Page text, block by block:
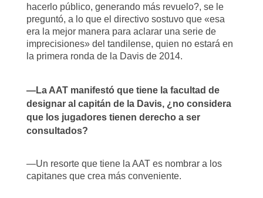
hacerlo público, generando más revuelo?, se le
preguntó, a lo que el directivo sostuvo que «esa
era la mejor manera para aclarar una serie de
imprecisiones» del tandilense, quien no estará en
la primera ronda de la Davis de 2014.
—La AAT manifestó que tiene la facultad de
designar al capitán de la Davis, ¿no considera
que los jugadores tienen derecho a ser
consultados?
—Un resorte que tiene la AAT es nombrar a los
capitanes que crea más conveniente.